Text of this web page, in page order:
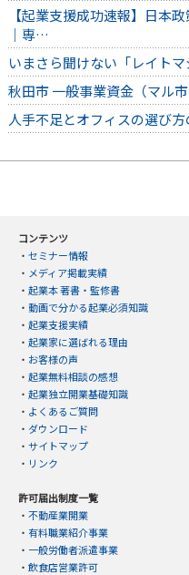
【起業支援成功速報】日本
｜専…
いまさら聞けない「レイト
秋田市 一般事業資金（マル
人手不足とオフィスの選び方
コンテンツ
・ セミナー情報
・ メディア掲載実績
・ 起業本 著書・監修書
・ 動画で分かる起業必須知識
・ 起業支援実績
・ 起業家に選ばれる理由
・ お客様の声
・ 起業無料相談の感想
・ 起業独立開業基礎知識
・ よくあるご質問
・ ダウンロード
・ サイトマップ
・ リンク
許可届出制度一覧
・ 不動産業開業
・ 有料職業紹介事業
・ 一般労働者派遣事業
・ 飲食店営業許可